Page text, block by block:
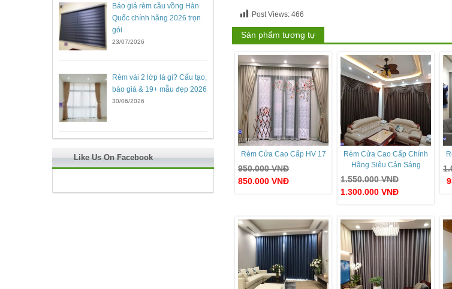
Post Views: 466
Sản phẩm tương tự
Rèm Cửa Cao Cấp HV 17
950.000VNĐ
850.000 VNĐ
Rèm Cửa Cao Cấp Chính
Hãng Siêu Cản Sáng
1.550.000VNĐ
1.300.000 VNĐ
Báo giá rèm cầu vồng Hàn
Quốc chính hãng 2026 trọn
gói
23/07/2026
Rèm vải 2 lớp là gì? Cấu tạo,
báo giá & 19+ mẫu đẹp 2026
30/06/2026
Like Us On Facebook